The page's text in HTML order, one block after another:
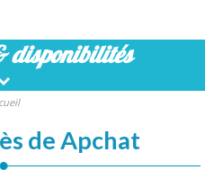
disponibilités
de Apchat